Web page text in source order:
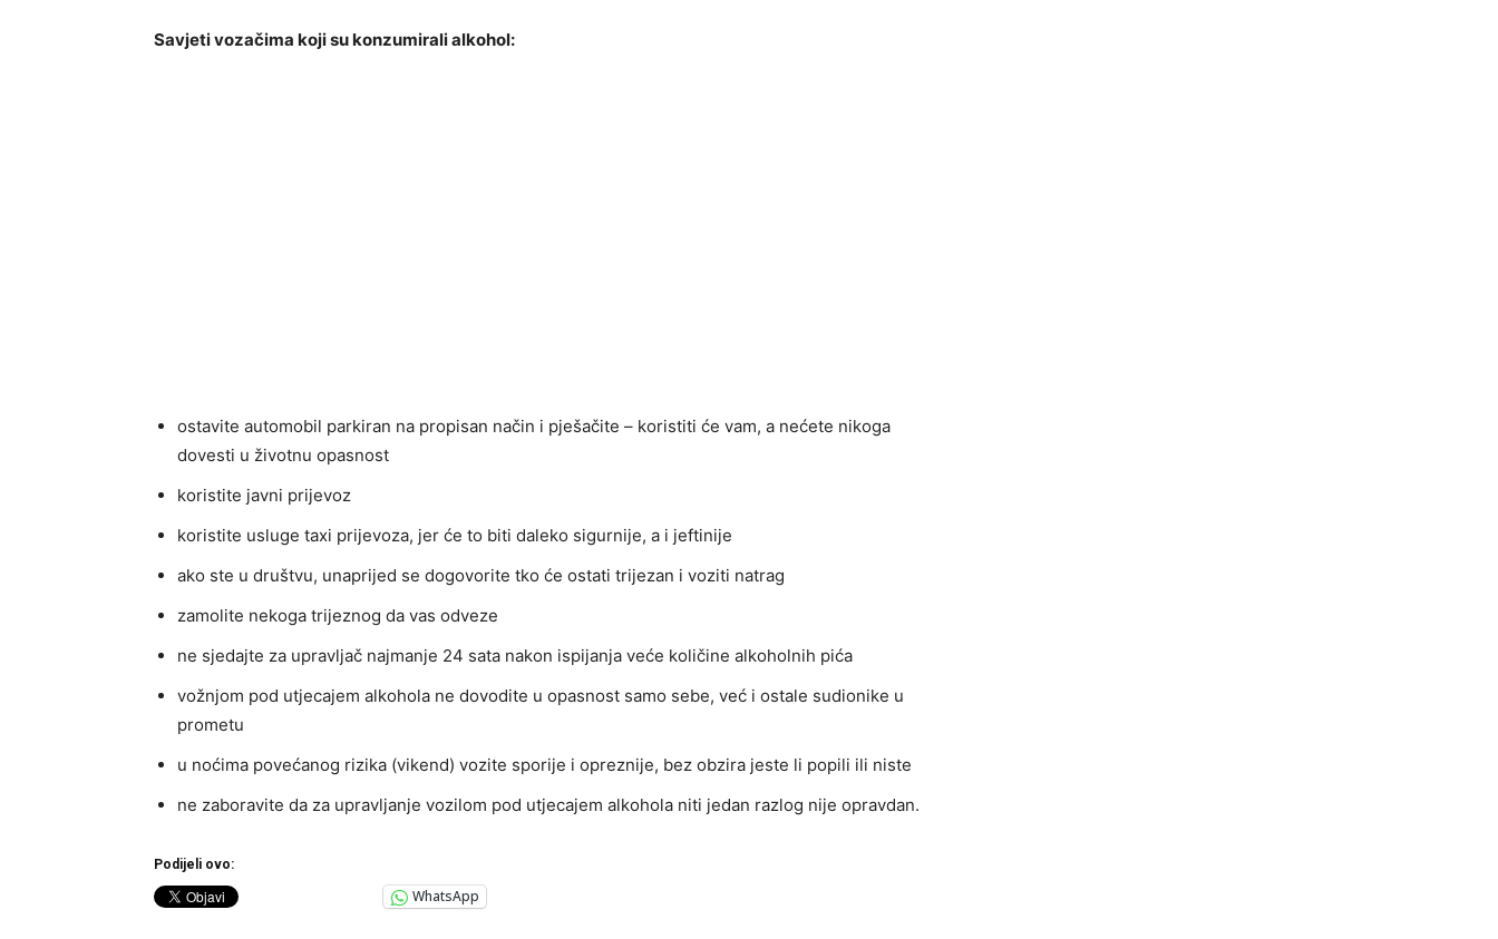
Savjeti vozačima koji su konzumirali alkohol:
ostavite automobil parkiran na propisan način i pješačite – koristiti će vam, a nećete nikoga
dovesti u životnu opasnost
koristite javni prijevoz
koristite usluge taxi prijevoza, jer će to biti daleko sigurnije, a i jeftinije
ako ste u društvu, unaprijed se dogovorite tko će ostati trijezan i voziti natrag
zamolite nekoga trijeznog da vas odveze
ne sjedajte za upravljač najmanje 24 sata nakon ispijanja veće količine alkoholnih pića
vožnjom pod utjecajem alkohola ne dovodite u opasnost samo sebe, već i ostale sudionike u
prometu
u noćima povećanog rizika (vikend) vozite sporije i opreznije, bez obzira jeste li popili ili niste
ne zaboravite da za upravljanje vozilom pod utjecajem alkohola niti jedan razlog nije opravdan.
Podijeli ovo:
WhatsApp